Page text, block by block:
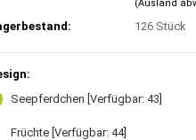
(Ausland
126 Stück
Seepferdchen [Verfügbar: 43]
Früchte [Verfügbar: 44]